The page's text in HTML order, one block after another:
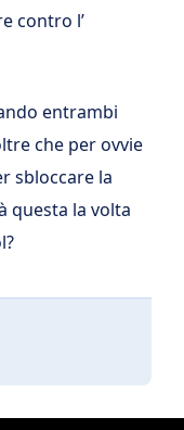
contro l’
entrambi
che per ovvie
sbloccare la
questa la volta